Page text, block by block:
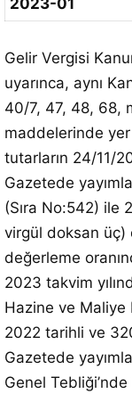
2023-01
Gelir Vergisi
uyarınca, aynı
40/7, 47, 48, 68,
maddelerinde yer
tutarların 24/11/
Gazetede
(Sıra No:542) ile
virgül doksan üç)
değerleme
2023 takvim
Hazine ve Maliye
2022 tarihli ve
Gazetede
Genel